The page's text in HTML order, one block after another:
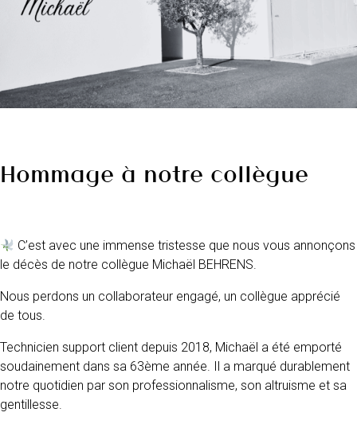
Hommage à notre collègue
C’est avec une immense tristesse que nous vous annonçons
le décès de notre collègue Michaël BEHRENS.
Nous perdons un collaborateur engagé, un collègue apprécié
de tous.
Technicien support client depuis 2018, Michaël a été emporté
soudainement dans sa 63ème année. Il a marqué durablement
notre quotidien par son professionnalisme, son altruisme et sa
gentillesse.